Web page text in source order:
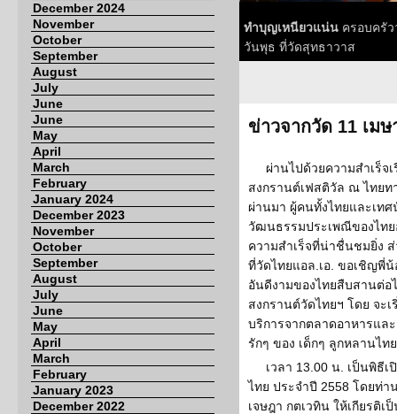
December 2024
November
October
September
August
July
June
June
May
April
March
February
January 2024
December 2023
November
October
September
August
July
June
May
April
March
February
January 2023
December 2022
ทำบุญเหนียวแน่น ครอบครั
วันพุธ ที่วัดสุทธาวาส
ข่าวจากวัด 11 เม
ผ่านไปด้วยความสำเร็จ
สงกรานต์เฟสติวัล ณ ไทย
ผ่านมา ผู้คนทั้งไทยและเท
วัฒนธรรมประเพณีของไทย
ความสำเร็จที่น่าชื่นชมยิ่ง
ที่วัดไทยแอล.เอ. ขอเชิญพี่
อันดีงามของไทยสืบสานต่อ
สงกรานต์วัดไทยฯ โดย จะ
บริการจากตลาดอาหารแล
รักๆ ของ เด็กๆ ลูกหลานไทย
เวลา 13.00 น. เป็นพิธี
ไทย ประจำปี 2558 โดยท่
เจษฎา กตเวทิน ให้เกียรติ